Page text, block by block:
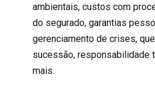
ambientais, custos com
do segurado, garantias
gerenciamento de crises,
sucessão, responsabilidade
mais.